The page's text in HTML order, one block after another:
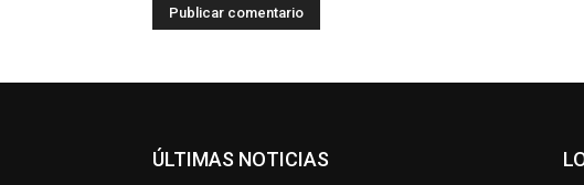
ÚLTIMAS NOTICIAS